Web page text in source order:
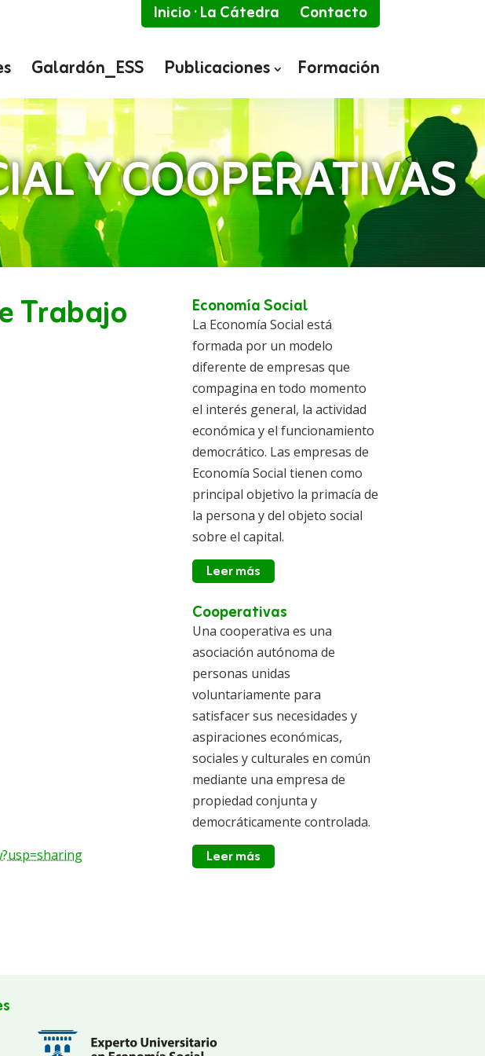
Inicio · La Cátedra Contacto
Galardón_ESS Publicaciones Formación
Y COOPERATIVAS
Trabajo Economía Social
La Economía Social está
formada por un modelo
diferente de empresas que
compagina en todo momento
el interés general, la actividad
económica y el funcionamiento
democrático. Las empresas de
Economía Social tienen como
principal objetivo la primacía de
la persona y del objeto social
sobre el capital.
Leer más
Cooperativas
Una cooperativa es una
asociación autónoma de
personas unidas
voluntariamente para
satisfacer sus necesidades y
aspiraciones económicas,
sociales y culturales en común
mediante una empresa de
propiedad conjunta y
democráticamente controlada.
Leer más